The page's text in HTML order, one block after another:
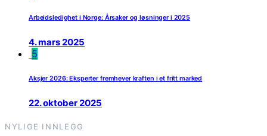
Arbeidsledighet i Norge: Årsaker og løsninger i 2025
4. mars 2025
5
Aksjer 2026: Eksperter fremhever kraften i et fritt marked
22. oktober 2025
NYLIGE INNLEGG